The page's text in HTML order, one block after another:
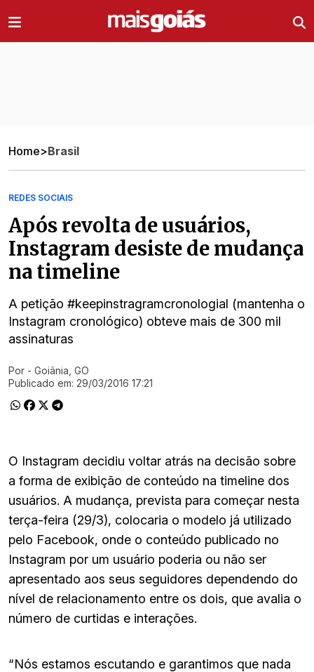
Home>Brasil
REDES SOCIAIS
Após revolta de usuários,
Instagram desiste de mudança
na timeline
A petição #keepinstragramcronologial (mantenha o
Instagram cronológico) obteve mais de 300 mil
assinaturas
Ir direto pra matéria
Por - Goiânia, GO
Publicado em: 29/03/2016 17:21
O Instagram decidiu voltar atrás na decisão sobre
a forma de exibição de conteúdo na timeline dos
usuários. A mudança, prevista para começar nesta
terça-feira (29/3), colocaria o modelo já utilizado
pelo Facebook, onde o conteúdo publicado no
Instagram por um usuário poderia ou não ser
apresentado aos seus seguidores dependendo do
nível de relacionamento entre os dois, que avalia o
número de curtidas e interações.
“Nós estamos escutando e garantimos que nada